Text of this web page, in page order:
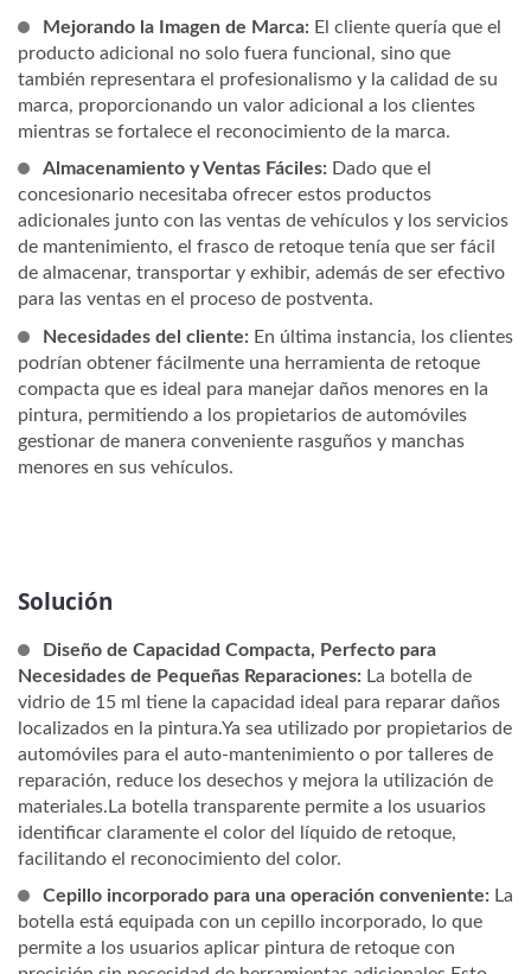
Mejorando la Imagen de Marca: El cliente quería que el
producto adicional no solo fuera funcional, sino que
también representara el profesionalismo y la calidad de su
marca, proporcionando un valor adicional a los clientes
mientras se fortalece el reconocimiento de la marca.
Almacenamiento y Ventas Fáciles: Dado que el
concesionario necesitaba ofrecer estos productos
adicionales junto con las ventas de vehículos y los servicios
de mantenimiento, el frasco de retoque tenía que ser fácil
de almacenar, transportar y exhibir, además de ser efectivo
para las ventas en el proceso de postventa.
Necesidades del cliente: En última instancia, los clientes
podrían obtener fácilmente una herramienta de retoque
compacta que es ideal para manejar daños menores en la
pintura, permitiendo a los propietarios de automóviles
gestionar de manera conveniente rasguños y manchas
menores en sus vehículos.
Solución
Diseño de Capacidad Compacta, Perfecto para
Necesidades de Pequeñas Reparaciones: La botella de
vidrio de 15 ml tiene la capacidad ideal para reparar daños
localizados en la pintura.Ya sea utilizado por propietarios de
automóviles para el auto-mantenimiento o por talleres de
reparación, reduce los desechos y mejora la utilización de
materiales.La botella transparente permite a los usuarios
identificar claramente el color del líquido de retoque,
facilitando el reconocimiento del color.
Cepillo incorporado para una operación conveniente: La
botella está equipada con un cepillo incorporado, lo que
permite a los usuarios aplicar pintura de retoque con